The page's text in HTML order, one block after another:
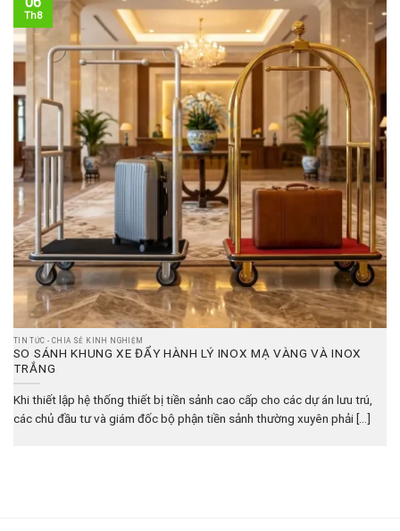
TIN TỨC - CHIA SẺ KINH NGHIỆM
SO SÁNH KHUNG XE ĐẨY HÀNH LÝ INOX MẠ VÀNG VÀ INOX
TRẮNG
Khi thiết lập hệ thống thiết bị tiền sảnh cao cấp cho các dự án lưu trú,
các chủ đầu tư và giám đốc bộ phận tiền sảnh thường xuyên phải [...]
Th8